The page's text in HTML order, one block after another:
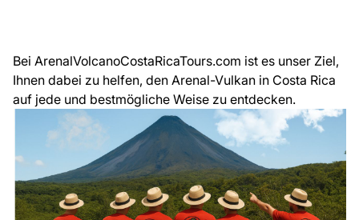
Bei ArenalVolcanoCostaRicaTours.com ist es unser Ziel,
Ihnen dabei zu helfen, den Arenal-Vulkan in Costa Rica
auf jede und bestmögliche Weise zu entdecken.